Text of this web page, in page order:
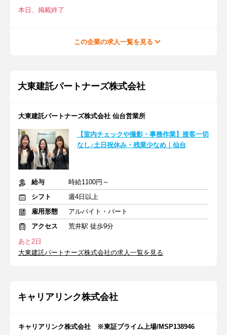
本日、掲載終了
この企業の求人一覧を見る
大東建託パートナーズ株式会社
大東建託パートナーズ株式会社 仙台営業所
【室内チェックや撮影・事務作業】接客一切
なし♪土日祝休み・残業少なめ｜仙台
給与
時給1100円～
シフト
週4日以上
雇用形態
アルバイト・パート
アクセス
荒井駅 徒歩9分
あと2日
大東建託パートナーズ株式会社の求人一覧を見る
キャリアリンク株式会社
キャリアリンク株式会社 ※東証プライム上場/MSP138946